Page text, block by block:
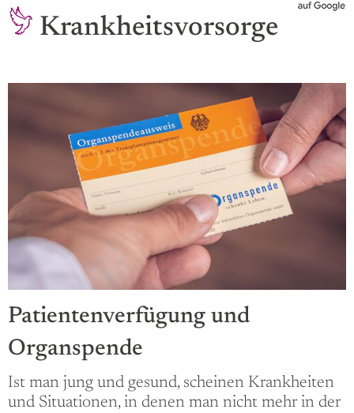
Krankheitsvorsorge
Patientenverfügung und
Organspende
Ist man jung und gesund, scheinen Krankheiten
und Situationen, in denen man nicht mehr in der